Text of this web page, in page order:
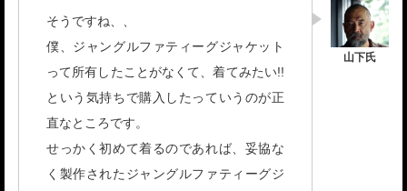
そうですね、、
僕、ジャングルファティーグジャケット
って所有したことがなくて、着てみたい!!
という気持ちで購入したっていうのが正
直なところです。
せっかく初めて着るのであれば、妥協な
く製作されたジャングルファティーグジ